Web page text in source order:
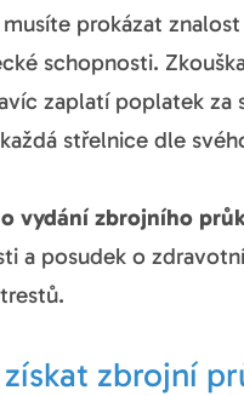
prokázat
schopnosti.
zaplatí poplatek za
střelnice dle
vydání zbrojního
a posudek o
zbrojní